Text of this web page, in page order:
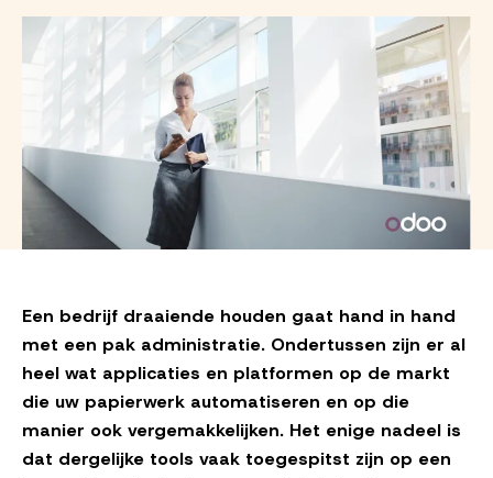
Een bedrijf draaiende houden gaat hand in hand
met een pak administratie. Ondertussen zijn er al
heel wat applicaties en platformen op de markt
die uw papierwerk automatiseren en op die
manier ook vergemakkelijken. Het enige nadeel is
dat dergelijke tools vaak toegespitst zijn op een